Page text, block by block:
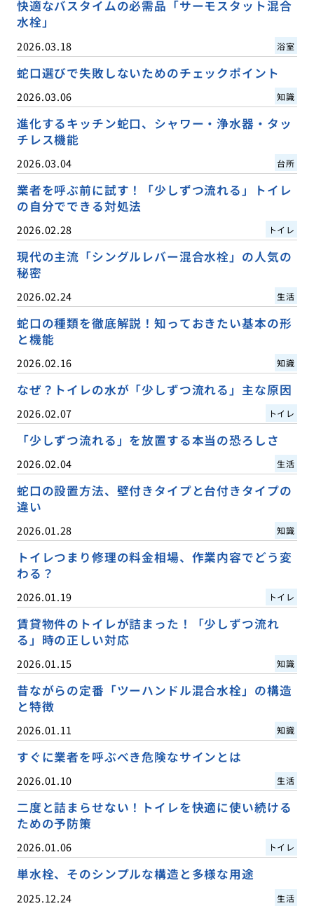
快適なバスタイムの必需品「サーモスタット混合
水栓」
2026.03.18 浴室
蛇口選びで失敗しないためのチェックポイント
2026.03.06 知識
進化するキッチン蛇口、シャワー・浄水器・タッ
チレス機能
2026.03.04 台所
業者を呼ぶ前に試す！「少しずつ流れる」トイレ
の自分でできる対処法
2026.02.28 トイレ
現代の主流「シングルレバー混合水栓」の人気の
秘密
2026.02.24 生活
蛇口の種類を徹底解説！知っておきたい基本の形
と機能
2026.02.16 知識
なぜ？トイレの水が「少しずつ流れる」主な原因
2026.02.07 トイレ
「少しずつ流れる」を放置する本当の恐ろしさ
2026.02.04 生活
蛇口の設置方法、壁付きタイプと台付きタイプの
違い
2026.01.28 知識
トイレつまり修理の料金相場、作業内容でどう変
わる？
2026.01.19 トイレ
賃貸物件のトイレが詰まった！「少しずつ流れ
る」時の正しい対応
2026.01.15 知識
昔ながらの定番「ツーハンドル混合水栓」の構造
と特徴
2026.01.11 知識
すぐに業者を呼ぶべき危険なサインとは
2026.01.10 生活
二度と詰まらせない！トイレを快適に使い続ける
ための予防策
2026.01.06 トイレ
単水栓、そのシンプルな構造と多様な用途
2025.12.24 生活